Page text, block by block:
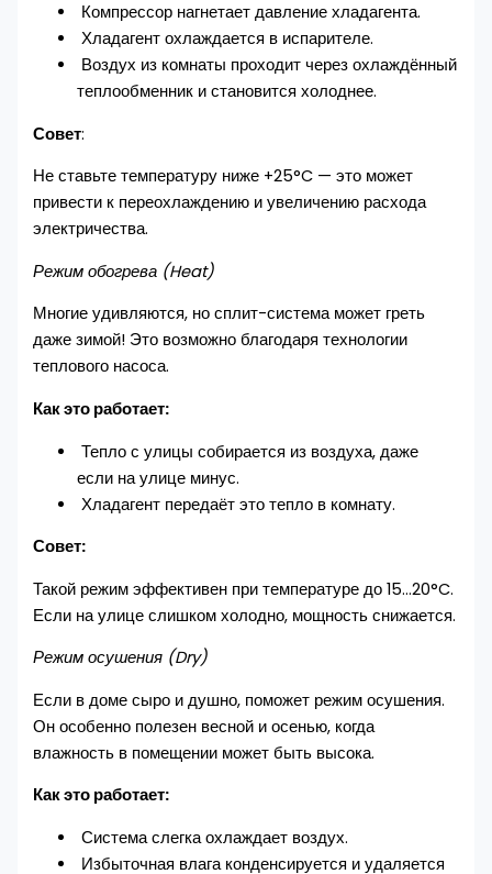
Компрессор нагнетает давление хладагента.
Хладагент охлаждается в испарителе.
Воздух из комнаты проходит через охлаждённый
теплообменник и становится холоднее.
Совет:
Не ставьте температуру ниже +25°C — это может
привести к переохлаждению и увеличению расхода
электричества.
Режим обогрева (Heat)
Многие удивляются, но сплит-система может греть
даже зимой! Это возможно благодаря технологии
теплового насоса.
Как это работает:
Тепло с улицы собирается из воздуха, даже
если на улице минус.
Хладагент передаёт это тепло в комнату.
Совет:
Такой режим эффективен при температуре до 15…20°C.
Если на улице слишком холодно, мощность снижается.
Режим осушения (Dry)
Если в доме сыро и душно, поможет режим осушения.
Он особенно полезен весной и осенью, когда
влажность в помещении может быть высока.
Как это работает:
Система слегка охлаждает воздух.
Избыточная влага конденсируется и удаляется